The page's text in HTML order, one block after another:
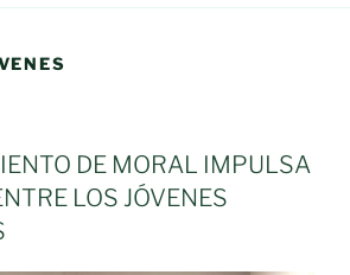
DE MORAL IMPULSA
LOS JÓVENES